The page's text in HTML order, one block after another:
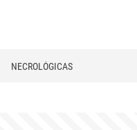
NECROLÓGICAS